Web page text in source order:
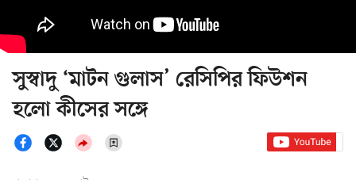
সুস্বাদু ‘মাটন গুলাস’ রেসিপির ফিউশন
হলো কীসের সঙ্গে